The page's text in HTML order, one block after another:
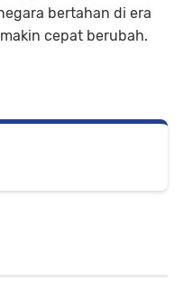
bertahan di era
cepat berubah.